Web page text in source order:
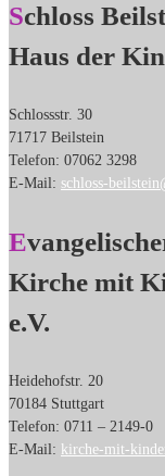
Schloss
Haus der
Schlossstr. 30
71717 Beilstein
Telefon: 07062 3298
E-Mail: schloss-
Evangelischer Landesverband für
Kirche mit
e.V.
Heidehofstr. 20
70184 Stuttgart
Telefon: 0711 – 2149-0
E-Mail: kirche-mit-